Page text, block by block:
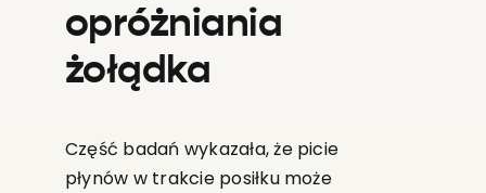
opróżniania
żołądka
Część badań wykazała, że picie
płynów w trakcie posiłku może